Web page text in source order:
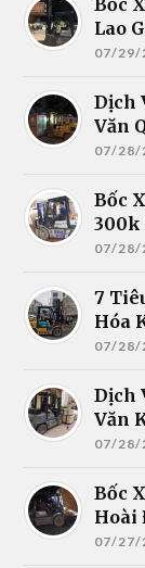
Lao
07/29/
Dịch
Văn
07/28/
Bốc
300k
07/28/
7
Hóa
07/28/
Dịch
Văn
07/28/
Bốc
Hoài
07/27/